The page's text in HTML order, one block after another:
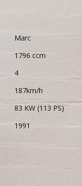
Marc
1796 ccm
4
187km/h
83 KW (113 PS)
1991